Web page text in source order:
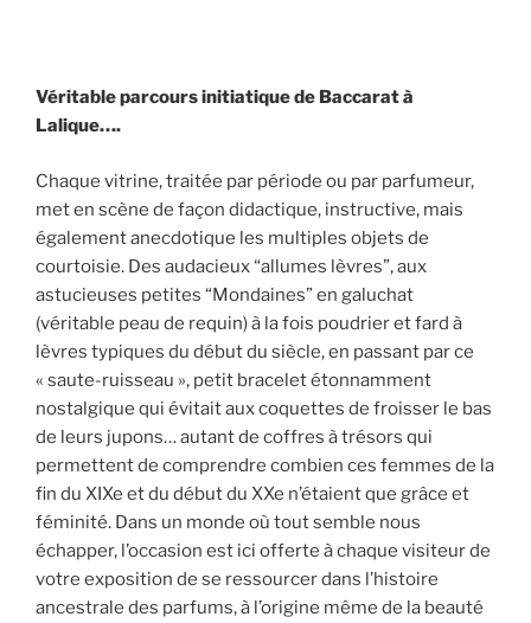
Véritable parcours initiatique de Baccarat à
Lalique….
Chaque vitrine, traitée par période ou par parfumeur,
met en scène de façon didactique, instructive, mais
également anecdotique les multiples objets de
courtoisie. Des audacieux “allumes lèvres”, aux
astucieuses petites “Mondaines” en galuchat
(véritable peau de requin) à la fois poudrier et fard à
lèvres typiques du début du siècle, en passant par ce
« saute-ruisseau », petit bracelet étonnamment
nostalgique qui évitait aux coquettes de froisser le bas
de leurs jupons… autant de coffres à trésors qui
permettent de comprendre combien ces femmes de la
fin du XIXe et du début du XXe n’étaient que grâce et
féminité. Dans un monde où tout semble nous
échapper, l’occasion est ici offerte à chaque visiteur de
votre exposition de se ressourcer dans l’histoire
ancestrale des parfums, à l’origine même de la beauté